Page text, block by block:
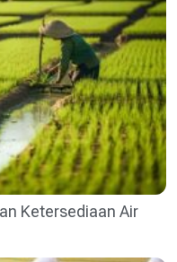
Ketersediaan Air